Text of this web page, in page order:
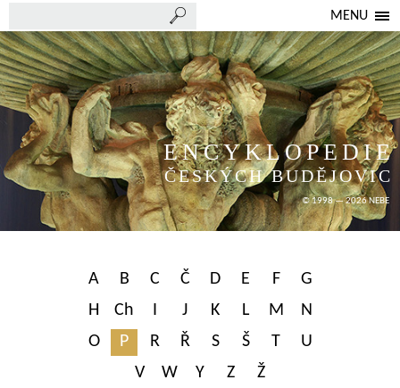
MENU
ENCYKLOPEDIE
ČESKÝCH BUDĚJOVIC
© 1998 — 2026 NEBE
A B C Č D E F
G
H
Ch I J K L M
N
O
P R Ř S Š T
U
V
W Y Z Ž